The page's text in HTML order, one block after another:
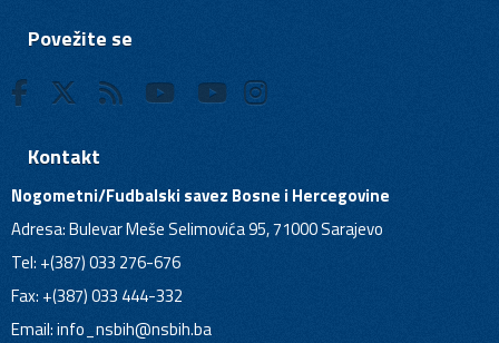
Povežite se
Kontakt
Nogometni/Fudbalski savez Bosne i Hercegovine
Adresa: Bulevar Meše Selimovića 95, 71000 Sarajevo
Tel: +(387) 033 276-676
Fax: +(387) 033 444-332
Email:info_nsbih@nsbih.ba